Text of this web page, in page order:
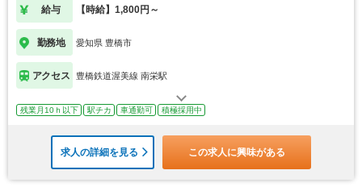
給与 【時給】1,800円～
勤務地 愛知県 豊橋市
アクセス 豊橋鉄道渥美線 南栄駅
残業月10ｈ以下 駅チカ 車通勤可 積極採用中
求人の詳細を見る この求人に興味がある